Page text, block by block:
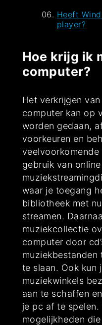
Heeft
player?
Hoe krijg ik
computer?
Het verkrijgen
computer kan op
worden gedaan,
voorkeuren en
gebruik van online
waar je toegang
bibliotheek met
streamen.
muziekcollectie
computer door
te slaan. Ook kun
muziekwinkels
aan te schaffen
je pc af te
mogelijkheden